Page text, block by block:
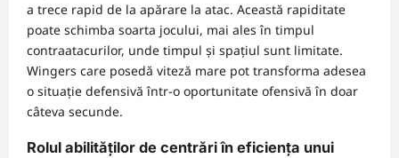
a trece rapid de la apărare la atac. Această rapiditate
poate schimba soarta jocului, mai ales în timpul
contraatacurilor, unde timpul și spațiul sunt limitate.
Wingers care posedă viteză mare pot transforma adesea
o situație defensivă într-o oportunitate ofensivă în doar
câteva secunde.
Rolul abilităților de centrări în eficiența unui